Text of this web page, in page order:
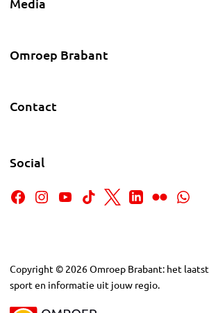
Media
Omroep Brabant
Contact
Social
Copyright © 2026Omroep Brabant: het
sport en informatie uit jouw regio.